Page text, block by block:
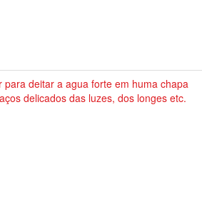
para deitar a agua forte em huma chapa
delicados das luzes, dos longes etc.